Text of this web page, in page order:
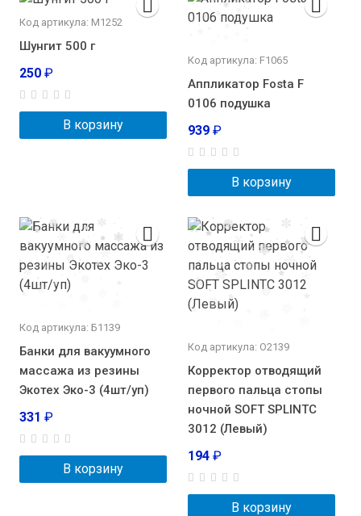
Код артикула: М1252
Шунгит 500 г
250 ₽
В корзину
Код артикула: F1065
Аппликатор Fosta F
0106 подушка
939 ₽
В корзину
Код артикула: Б1139
Банки для вакуумного
массажа из резины
Экотех Эко-3 (4шт/уп)
331 ₽
В корзину
Код артикула: О2139
Корректор отводящий
первого пальца стопы
ночной SOFT SPLINTС
3012 (Левый)
194 ₽
В корзину